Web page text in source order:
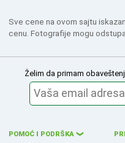
Sve cene na ovom sajtu
cenu. Fotografije mogu
Želim da primam
POMOĆ I PODRŠKA ❮